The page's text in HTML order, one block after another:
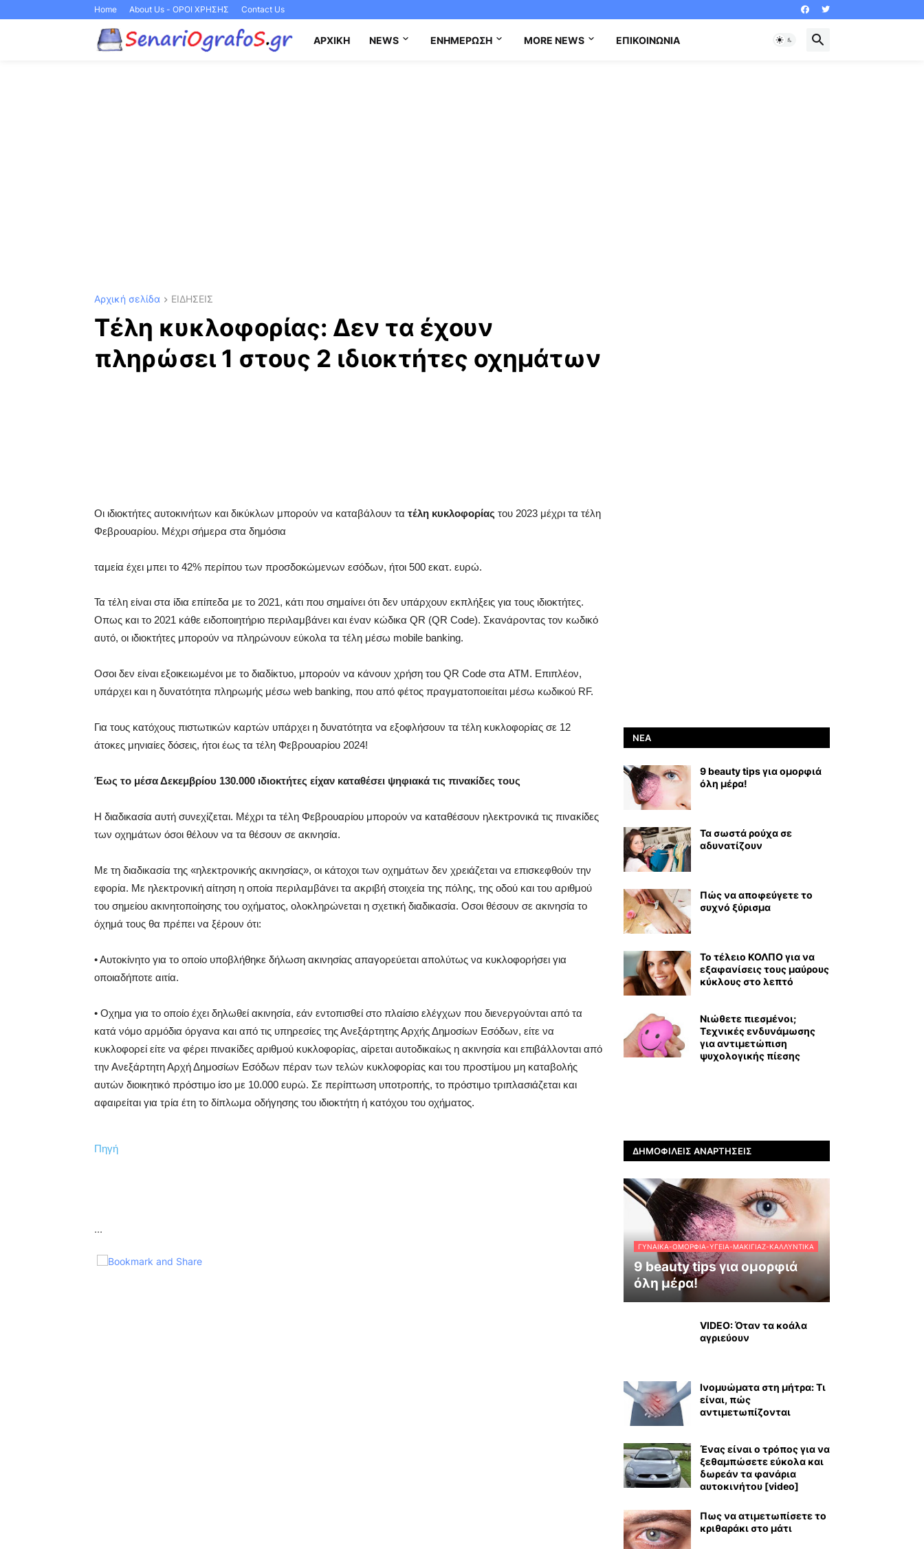
Home About Us - ΟΡΟΙ ΧΡΗΣΗΣ Contact Us
ΑΡΧΙΚΉ NEWS ΕΝΗΜΈΡΩΣΗ MORE NEWS ΕΠΙΚΟΙΝΩΝΊΑ
Αρχική σελίδα ΕΙΔΗΣΕΙΣ
Τέλη κυκλοφορίας: Δεν τα έχουν
πληρώσει 1 στους 2 ιδιοκτήτες οχημάτων
Oι ιδιοκτήτες αυτοκινήτων και δικύκλων μπορούν να καταβάλουν τα τέλη κυκλοφορίας του 2023 μέχρι τα τέλη
Φεβρουαρίου. Μέχρι σήμερα στα δημόσια
ταμεία έχει μπει το 42% περίπου των προσδοκώμενων εσόδων, ήτοι 500 εκατ. ευρώ.
Τα τέλη είναι στα ίδια επίπεδα με το 2021, κάτι που σημαίνει ότι δεν υπάρχουν εκπλήξεις για τους ιδιοκτήτες.
Οπως και το 2021 κάθε ειδοποιητήριο περιλαμβάνει και έναν κώδικα QR (QR Code). Σκανάροντας τον κωδικό
αυτό, οι ιδιοκτήτες μπορούν να πληρώνουν εύκολα τα τέλη μέσω mobile banking.
Oσοι δεν είναι εξοικειωμένοι με το διαδίκτυο, μπορούν να κάνουν χρήση του QR Code στα ATM. Επιπλέον,
υπάρχει και η δυνατότητα πληρωμής μέσω web banking, που από φέτος πραγματοποιείται μέσω κωδικού RF.
Για τους κατόχους πιστωτικών καρτών υπάρχει η δυνατότητα να εξοφλήσουν τα τέλη κυκλοφορίας σε 12
άτοκες μηνιαίες δόσεις, ήτοι έως τα τέλη Φεβρουαρίου 2024!
Έως το μέσα Δεκεμβρίου 130.000 ιδιοκτήτες είχαν καταθέσει ψηφιακά τις πινακίδες τους
Η διαδικασία αυτή συνεχίζεται. Μέχρι τα τέλη Φεβρουαρίου μπορούν να καταθέσουν ηλεκτρονικά τις πινακίδες
των οχημάτων όσοι θέλουν να τα θέσουν σε ακινησία.
Με τη διαδικασία της «ηλεκτρονικής ακινησίας», οι κάτοχοι των οχημάτων δεν χρειάζεται να επισκεφθούν την
εφορία. Με ηλεκτρονική αίτηση η οποία περιλαμβάνει τα ακριβή στοιχεία της πόλης, της οδού και του αριθμού
του σημείου ακινητοποίησης του οχήματος, ολοκληρώνεται η σχετική διαδικασία. Οσοι θέσουν σε ακινησία το
όχημά τους θα πρέπει να ξέρουν ότι:
• Αυτοκίνητο για το οποίο υποβλήθηκε δήλωση ακινησίας απαγορεύεται απολύτως να κυκλοφορήσει για
οποιαδήποτε αιτία.
• Οχημα για το οποίο έχει δηλωθεί ακινησία, εάν εντοπισθεί στο πλαίσιο ελέγχων που διενεργούνται από τα
κατά νόμο αρμόδια όργανα και από τις υπηρεσίες της Ανεξάρτητης Αρχής Δημοσίων Εσόδων, είτε να
κυκλοφορεί είτε να φέρει πινακίδες αριθμού κυκλοφορίας, αίρεται αυτοδικαίως η ακινησία και επιβάλλονται από
την Ανεξάρτητη Αρχή Δημοσίων Εσόδων πέραν των τελών κυκλοφορίας και του προστίμου μη καταβολής
αυτών διοικητικό πρόστιμο ίσο με 10.000 ευρώ. Σε περίπτωση υποτροπής, το πρόστιμο τριπλασιάζεται και
αφαιρείται για τρία έτη το δίπλωμα οδήγησης του ιδιοκτήτη ή κατόχου του οχήματος.
Πηγή
...
ΝΈΑ
9 beauty tips για ομορφιά
όλη μέρα!
Τα σωστά ρούχα σε
αδυνατίζουν
Πώς να αποφεύγετε το
συχνό ξύρισμα
Το τέλειο ΚΟΛΠΟ για να
εξαφανίσεις τους μαύρους
κύκλους στο λεπτό
Νιώθετε πιεσμένοι;
Τεχνικές ενδυνάμωσης
για αντιμετώπιση
ψυχολογικής πίεσης
ΔΗΜΟΦΙΛΕΊΣ ΑΝΑΡΤΉΣΕΙΣ
ΓΥΝΑΊΚΑ-ΟΜΟΡΦΙΆ-ΥΓΕΊΑ-ΜΑΚΙΓΙΆΖ-ΚΑΛΛΥΝΤΙΚΆ
9 beauty tips για ομορφιά
όλη μέρα!
VIDEO: Όταν τα κοάλα
αγριεύουν
Ινομυώματα στη μήτρα: Τι
είναι, πώς
αντιμετωπίζονται
Ένας είναι ο τρόπος για να
ξεθαμπώσετε εύκολα και
δωρεάν τα φανάρια
αυτοκινήτου [video]
Πως να ατιμετωπίσετε το
κριθαράκι στο μάτι